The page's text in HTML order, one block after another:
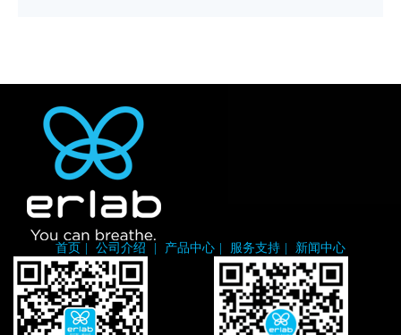
首页 公司介绍 产品中心 服务支持 新闻中心